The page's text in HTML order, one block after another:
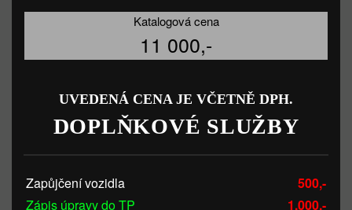
Katalogová cena
11 000,-
UVEDENÁ CENA JE VČETNĚ DPH.
DOPLŇKOVÉ SLUŽBY
Zapůjčení vozidla
500,-
Zápis úpravy do TP
1.000,-